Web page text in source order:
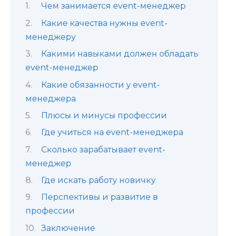
Чем занимается event-менеджер
Какие качества нужны event-
менеджеру
Какими навыками должен обладать
event-менеджер
Какие обязанности у event-
менеджера
Плюсы и минусы профессии
Где учиться на event-менеджера
Сколько зарабатывает event-
менеджер
Где искать работу новичку
Перспективы и развитие в
профессии
Заключение